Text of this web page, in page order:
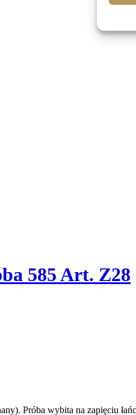
585 Art. Z28
Próba wybita na zapięciu